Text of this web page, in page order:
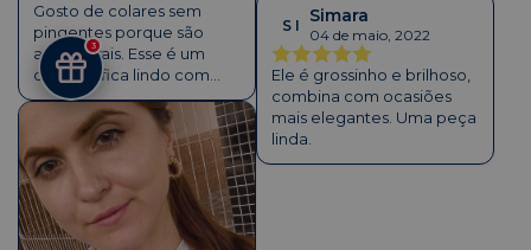
Gosto de colares sem
pingentes porque são
atemporais. Esse é um
clássico, fica lindo com
todos os looks.
S I Simara
04 de maio, 2022
Ele é grossinho e brilhoso,
combina com ocasiões
mais elegantes. Uma peça
linda.
3